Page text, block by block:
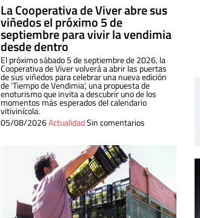
La Cooperativa de Viver abre sus
viñedos el próximo 5 de
septiembre para vivir la vendimia
desde dentro
El próximo sábado 5 de septiembre de 2026, la
Cooperativa de Viver volverá a abrir las puertas
de sus viñedos para celebrar una nueva edición
de ‘Tiempo de Vendimia’, una propuesta de
enoturismo que invita a descubrir uno de los
momentos más esperados del calendario
vitivinícola.
05/08/2026ActualidadSin comentarios